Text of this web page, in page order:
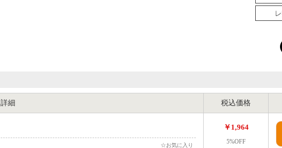
詳細 税込価格
☆お気に入り
￥1,964
5%OFF